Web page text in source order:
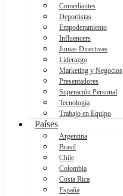
Comediantes
Deportistas
Empoderamiento
Influencers
Juntas Directivas
Liderazgo
Marketing y Negocios
Presentadores
Superación Personal
Tecnología
Trabajo en Equipo
Países
Argentina
Brasil
Chile
Colombia
Costa Rica
España